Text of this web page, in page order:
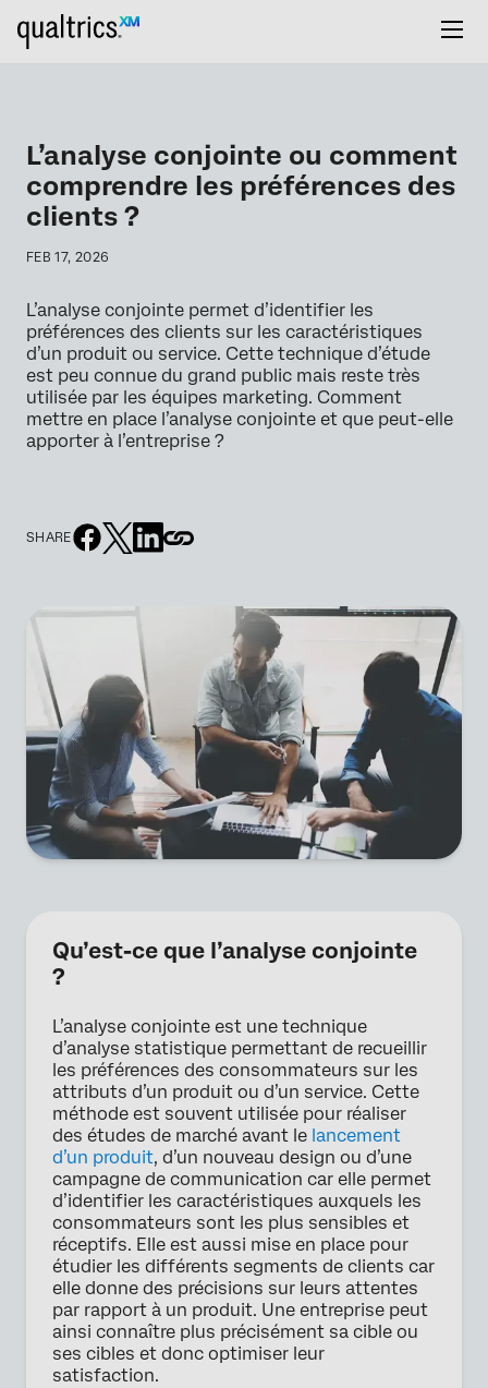
L’analyse conjointe ou comment
comprendre les préférences des
clients ?
FEB 17, 2026
L’analyse conjointe permet d’identifier les
préférences des clients sur les caractéristiques
d’un produit ou service. Cette technique d’étude
est peu connue du grand public mais reste très
utilisée par les équipes marketing. Comment
mettre en place l’analyse conjointe et que peut-elle
apporter à l’entreprise ?
SHARE
Qu’est-ce que l’analyse conjointe
?
L’analyse conjointe est une technique
d’analyse statistique permettant de recueillir
les préférences des consommateurs sur les
attributs d’un produit ou d’un service. Cette
méthode est souvent utilisée pour réaliser
des études de marché avant le lancement
d’un produit, d’un nouveau design ou d’une
campagne de communication car elle permet
d’identifier les caractéristiques auxquels les
consommateurs sont les plus sensibles et
réceptifs. Elle est aussi mise en place pour
étudier les différents segments de clients car
elle donne des précisions sur leurs attentes
par rapport à un produit. Une entreprise peut
ainsi connaître plus précisément sa cible ou
ses cibles et donc optimiser leur
satisfaction.